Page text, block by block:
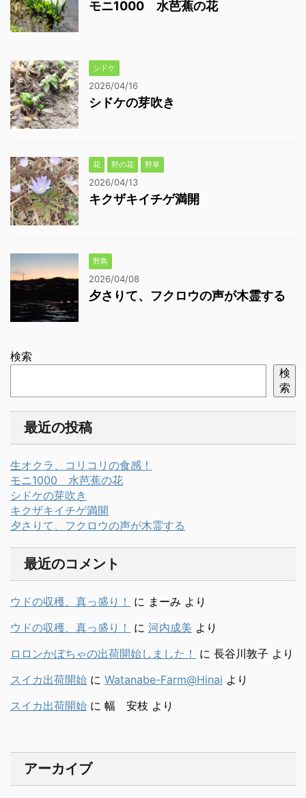
モニ1000 水芭蕉の花
シドケ
2026/04/16
シドケの芽吹き
花 野の花 野草
2026/04/13
キクザキイチゲ満開
野鳥
2026/04/08
夕さりて、フクロウの声が木霊する
検索
検
索
最近の投稿
生オクラ、コリコリの食感！
モニ1000 水芭蕉の花
シドケの芽吹き
キクザキイチゲ満開
夕さりて、フクロウの声が木霊する
最近のコメント
ウドの収穫、真っ盛り！ に まーみ より
ウドの収穫、真っ盛り！
に 河内成美 より
ロロンかぼちゃの出荷開始しました！
に 長谷川敦子 より
スイカ出荷開始 に Watanabe-Farm@Hinai より
スイカ出荷開始 に 幅 安枝 より
アーカイブ